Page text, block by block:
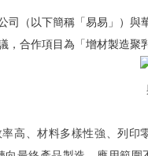
司（以下簡稱「易易」）
合作項目為「增材製造聚
高、材料多樣性強、列